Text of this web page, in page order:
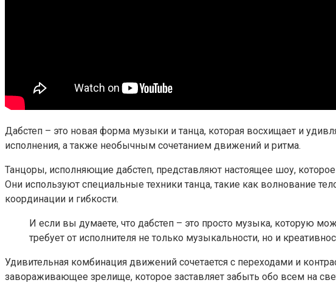
Дабстеп – это новая форма музыки и танца, которая восхищает и
исполнения, а также необычным сочетанием движений и ритма.
Танцоры, исполняющие дабстеп, представляют настоящее шоу,
Они используют специальные техники танца, такие как волнование
координации и гибкости.
И если вы думаете, что дабстеп – это просто музыка, которую
требует от исполнителя не только музыкальности, но и
Удивительная комбинация движений сочетается с переходами и
завораживающее зрелище, которое заставляет забыть обо всем на